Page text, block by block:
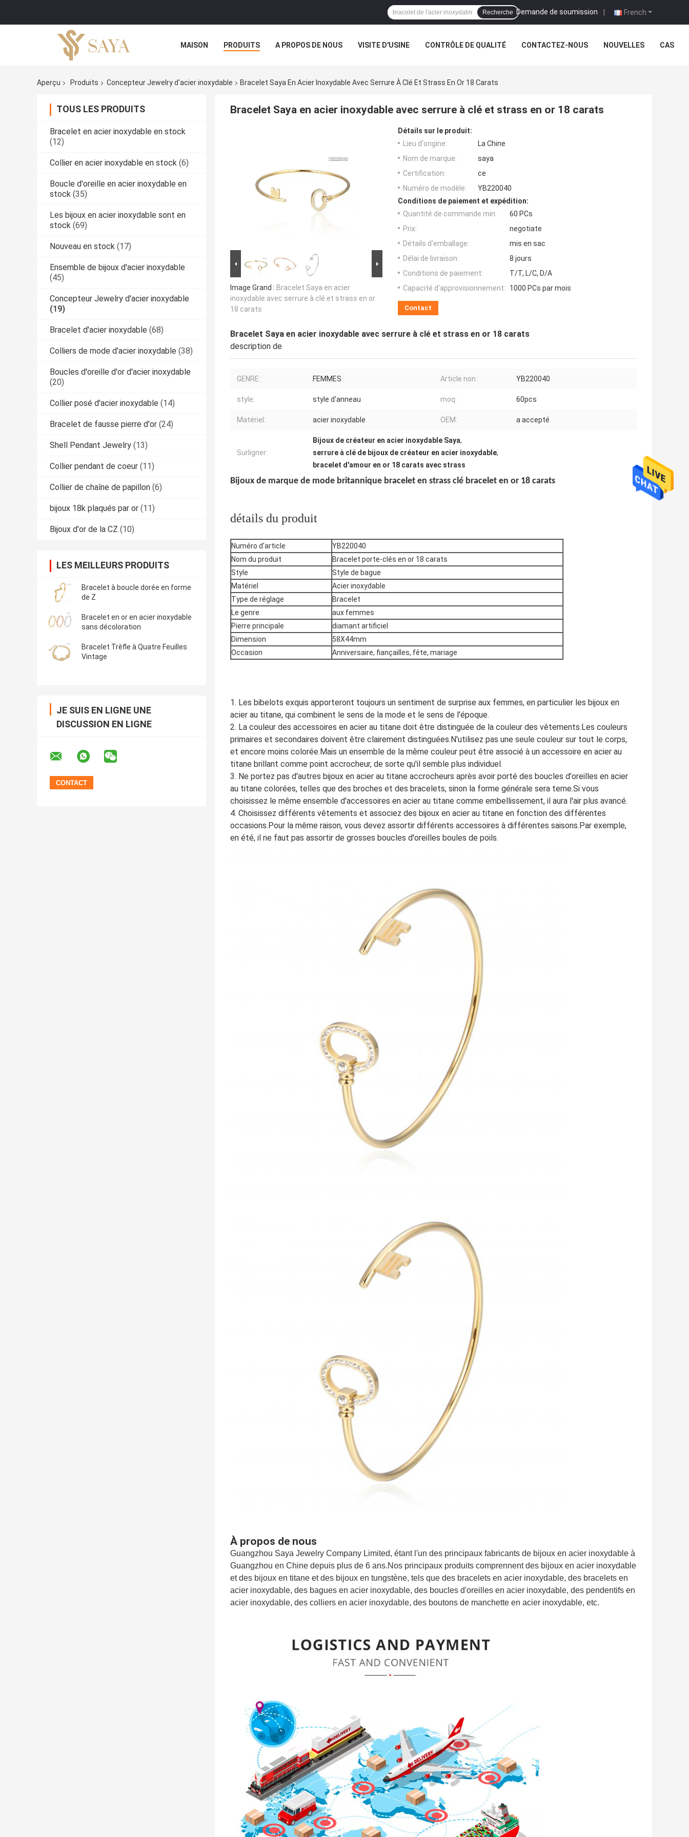
French
Demande de soumission |
Recherche
MAISON PRODUITS A PROPOS DE NOUS VISITE D'USINE CONTRÔLE DE QUALITÉ CONTACTEZ-NOUS NOUVELLES CAS
Aperçu Produits Concepteur Jewelry d'acier inoxydable Bracelet Saya En Acier Inoxydable Avec Serrure À Clé Et Strass En Or 18 Carats
TOUS LES PRODUITS
Bracelet en acier inoxydable en stock
(12)
Collier en acier inoxydable en stock (6)
Boucle d'oreille en acier inoxydable en
stock (35)
Les bijoux en acier inoxydable sont en
stock (69)
Nouveau en stock (17)
Ensemble de bijoux d'acier inoxydable
(45)
Concepteur Jewelry d'acier inoxydable
(19)
Bracelet d'acier inoxydable (68)
Colliers de mode d'acier inoxydable (38)
Boucles d'oreille d'or d'acier inoxydable
(20)
Collier posé d'acier inoxydable (14)
Bracelet de fausse pierre d'or (24)
Shell Pendant Jewelry (13)
Collier pendant de coeur (11)
Collier de chaîne de papillon (6)
bijoux 18k plaqués par or (11)
Bijoux d'or de la CZ (10)
LES MEILLEURS PRODUITS
Bracelet à boucle dorée en forme
de Z
Bracelet en or en acier inoxydable
sans décoloration
Bracelet Trèfle à Quatre Feuilles
Vintage
JE SUIS EN LIGNE UNE
DISCUSSION EN LIGNE
Bracelet Saya en acier inoxydable avec serrure à clé et strass en or 18 carats
Image Grand : Bracelet Saya en acier
inoxydable avec serrure à clé et strass en or
18 carats
Détails sur le produit:
Lieu d'origine:
La Chine
Nom de marque:
saya
Certification:
ce
Numéro de modèle:
YB220040
Conditions de paiement et expédition:
Quantité de commande min:
60 PCs
Prix:
negotiate
Détails d'emballage:
mis en sac
Délai de livraison:
8 jours
Conditions de paiement:
T/T, L/C, D/A
Capacité d'approvisionnement:
1000 PCs par mois
Contact
Bracelet Saya en acier inoxydable avec serrure à clé et strass en or 18 carats
description de
GENRE: FEMMES Article non.: YB220040
style: style d'anneau moq: 60pcs
Matériel: acier inoxydable OEM: a accepté
Surligner:
Bijoux de créateur en acier inoxydable Saya,
serrure à clé de bijoux de créateur en acier inoxydable,
bracelet d'amour en or 18 carats avec strass
Bijoux de marque de mode britannique bracelet en strass clé bracelet en or 18 carats
détails du produit
Numéro d'article
YB220040
Nom du produit
Bracelet porte-clés en or 18 carats
Style
Style de bague
Matériel
Acier inoxydable
Type de réglage
Bracelet
Le genre
aux femmes
Pierre principale
diamant artificiel
Dimension
58X44mm
Occasion
Anniversaire, fiançailles, fête, mariage
1. Les bibelots exquis apporteront toujours un sentiment de surprise aux femmes, en particulier les bijoux en
acier au titane, qui combinent le sens de la mode et le sens de l'époque.
2. La couleur des accessoires en acier au titane doit être distinguée de la couleur des vêtements.Les couleurs
primaires et secondaires doivent être clairement distinguées.N'utilisez pas une seule couleur sur tout le corps,
et encore moins colorée.Mais un ensemble de la même couleur peut être associé à un accessoire en acier au
titane brillant comme point accrocheur, de sorte qu'il semble plus individuel.
3. Ne portez pas d'autres bijoux en acier au titane accrocheurs après avoir porté des boucles d'oreilles en acier
au titane colorées, telles que des broches et des bracelets, sinon la forme générale sera terne.Si vous
choisissez le même ensemble d'accessoires en acier au titane comme embellissement, il aura l'air plus avancé.
4. Choisissez différents vêtements et associez des bijoux en acier au titane en fonction des différentes
occasions.Pour la même raison, vous devez assortir différents accessoires à différentes saisons.Par exemple,
en été, il ne faut pas assortir de grosses boucles d'oreilles boules de poils.
À propos de nous
Guangzhou Saya Jewelry Company Limited, étant l'un des principaux fabricants de bijoux en acier inoxydable à
Guangzhou en Chine depuis plus de 6 ans.Nos principaux produits comprennent des bijoux en acier inoxydable
et des bijoux en titane et des bijoux en tungstène, tels que des bracelets en acier inoxydable, des bracelets en
acier inoxydable, des bagues en acier inoxydable, des boucles d'oreilles en acier inoxydable, des pendentifs en
acier inoxydable, des colliers en acier inoxydable, des boutons de manchette en acier inoxydable, etc.